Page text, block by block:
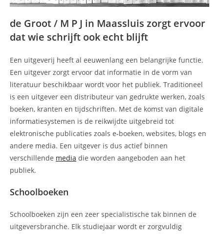
de Groot / M P J in Maassluis zorgt ervoor
dat wie schrijft ook echt blijft
Een uitgeverij heeft al eeuwenlang een belangrijke functie.
Een uitgever zorgt ervoor dat informatie in de vorm van
literatuur beschikbaar wordt voor het publiek. Traditioneel
is een uitgever een distributeur van gedrukte werken, zoals
boeken, kranten en tijdschriften. Met de komst van digitale
informatiesystemen is de reikwijdte uitgebreid tot
elektronische publicaties zoals e-boeken, websites, blogs en
andere media. Een uitgever is dus actief binnen
verschillende media die worden aangeboden aan het
publiek.
Schoolboeken
Schoolboeken zijn een zeer specialistische tak binnen de
uitgeversbranche. Elk studiejaar wordt er zorgvuldig